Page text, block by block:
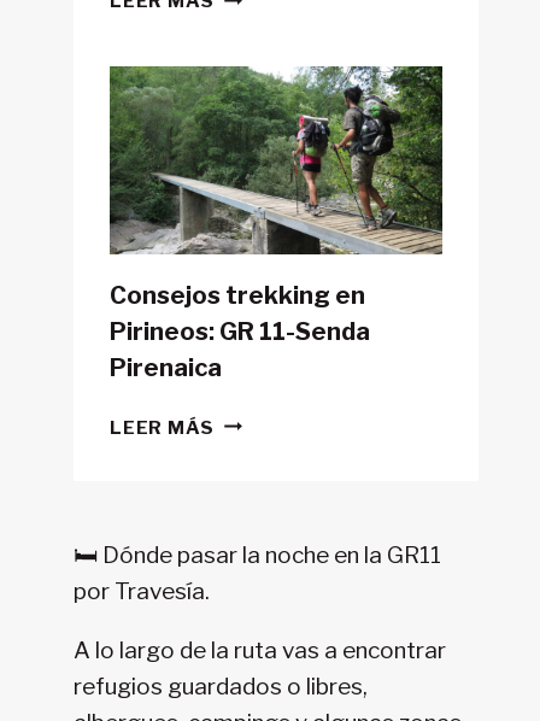
LA
GR11
CON
TIENDA
DE
CAMPAÑA?
Consejos trekking en
Pirineos: GR 11-Senda
Pirenaica
LEER MÁS CONSEJOS
11-
🛏️ Dónde pasar la noche en la GR11
por Travesía.
A lo largo de la ruta vas a encontrar
refugios guardados o libres,